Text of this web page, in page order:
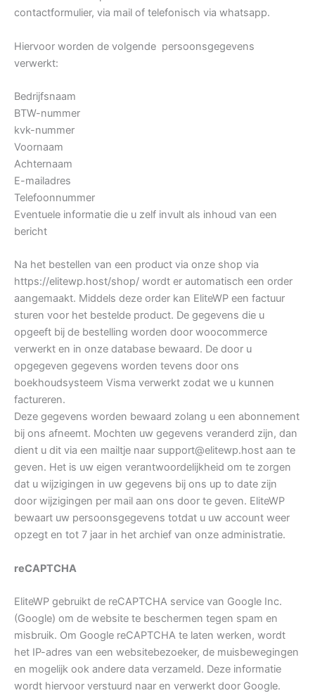
contactformulier, via mail of telefonisch via whatsapp.
Hiervoor worden de volgende persoonsgegevens
verwerkt:
Bedrijfsnaam
BTW-nummer
kvk-nummer
Voornaam
Achternaam
E-mailadres
Telefoonnummer
Eventuele informatie die u zelf invult als inhoud van een
bericht
Na het bestellen van een product via onze shop via
https://elitewp.host/shop/ wordt er automatisch een order
aangemaakt. Middels deze order kan EliteWP een factuur
sturen voor het bestelde product. De gegevens die u
opgeeft bij de bestelling worden door woocommerce
verwerkt en in onze database bewaard. De door u
opgegeven gegevens worden tevens door ons
boekhoudsysteem Visma verwerkt zodat we u kunnen
factureren.
Deze gegevens worden bewaard zolang u een abonnement
bij ons afneemt. Mochten uw gegevens veranderd zijn, dan
dient u dit via een mailtje naar support@elitewp.host aan te
geven. Het is uw eigen verantwoordelijkheid om te zorgen
dat u wijzigingen in uw gegevens bij ons up to date zijn
door wijzigingen per mail aan ons door te geven. EliteWP
bewaart uw persoonsgegevens totdat u uw account weer
opzegt en tot 7 jaar in het archief van onze administratie.
reCAPTCHA
EliteWP gebruikt de reCAPTCHA service van Google Inc.
(Google) om de website te beschermen tegen spam en
misbruik. Om Google reCAPTCHA te laten werken, wordt
het IP-adres van een websitebezoeker, de muisbewegingen
en mogelijk ook andere data verzameld. Deze informatie
wordt hiervoor verstuurd naar en verwerkt door Google.